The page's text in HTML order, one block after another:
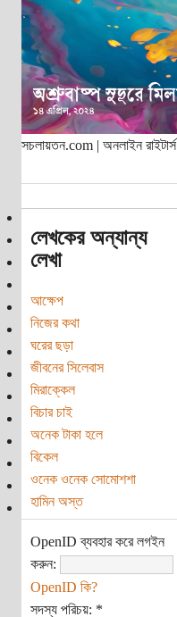
সচলায়তন.com | অনলাইন
লেখকের অন্যান্য
লেখা
আক্ষেপ
নিজের কথা
ঘরের ছড়া
জীবনের সিলেবাস
মিরাক্কেল
বিচার চাই
অনেক টাকা হলে
বিকেল
ওনেক ওনেক সোমোশশা
হামিন অস্ত
OpenID ব্যবহার করে লগইন
করুন:
OpenID কি?
সদস্য পরিচয়: *